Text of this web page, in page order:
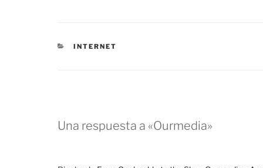
CATEGORÍAS
INTERNET
Una respuesta a «Ourmedia»